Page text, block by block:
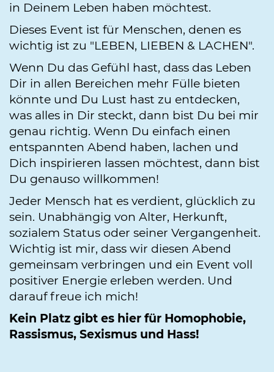
in Deinem Leben haben möchtest.
Dieses Event ist für Menschen, denen es
wichtig ist zu "LEBEN, LIEBEN & LACHEN".
Wenn Du das Gefühl hast, dass das Leben
Dir in allen Bereichen mehr Fülle bieten
könnte und Du Lust hast zu entdecken,
was alles in Dir steckt, dann bist Du bei mir
genau richtig. Wenn Du einfach einen
entspannten Abend haben, lachen und
Dich inspirieren lassen möchtest, dann bist
Du genauso willkommen!
Jeder Mensch hat es verdient, glücklich zu
sein. Unabhängig von Alter, Herkunft,
sozialem Status oder seiner Vergangenheit.
Wichtig ist mir, dass wir diesen Abend
gemeinsam verbringen und ein Event voll
positiver Energie erleben werden. Und
darauf freue ich mich!
Kein Platz gibt es hier für Homophobie,
Rassismus, Sexismus und Hass!